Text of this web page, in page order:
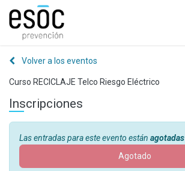
Volver a los eventos
Curso RECICLAJE Telco Riesgo Eléctrico
Inscripciones
Las entradas para este evento están agotadas
Agotado